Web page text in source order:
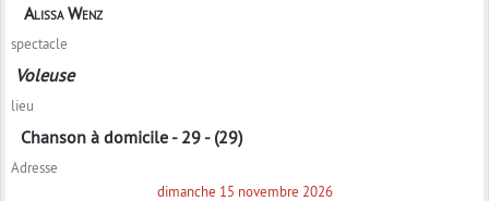
Alissa Wenz
spectacle
Voleuse
lieu
Chanson à domicile - 29 - (29)
Adresse
dimanche 15 novembre 2026